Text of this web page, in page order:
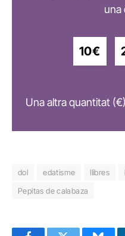
una
10€
Una altra quantitat
dol edatisme llibres
Pepitas de calabaza